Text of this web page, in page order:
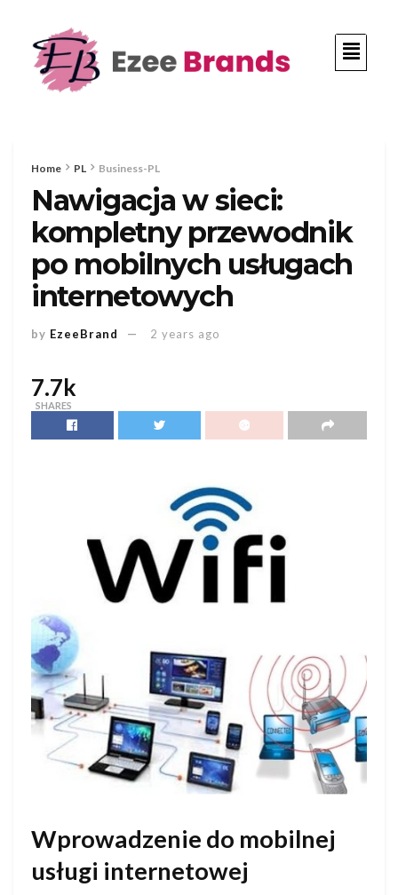
Home PL Business-PL
Nawigacja w sieci:
kompletny przewodnik
po mobilnych usługach
internetowych
by EzeeBrand 2 years ago
7.7k
SHARES
Wprowadzenie do mobilnej
usługi internetowej